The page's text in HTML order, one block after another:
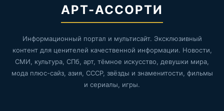
АРТ-АССОРТИ
Информационный портал и мультисайт. Эксклюзивный
контент для ценителей качественной информации. Новости,
СМИ, культура, СПб, арт, тёмное искусство, девушки мира,
мода плюс-сайз, азия, СССР, звёзды и знаменитости, фильмы
и сериалы, игры.